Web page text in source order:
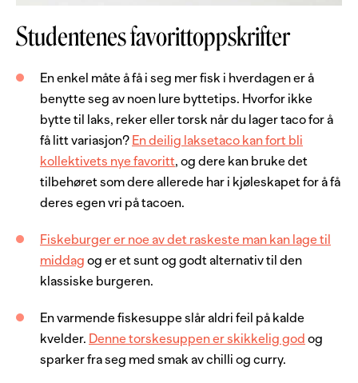
Studentenes favorittoppskrifter
En enkel måte å få i seg mer fisk i hverdagen er å
benytte seg av noen lure byttetips. Hvorfor ikke
bytte til laks, reker eller torsk når du lager taco for å
få litt variasjon? En deilig laksetaco kan fort bli
kollektivets nye favoritt, og dere kan bruke det
tilbehøret som dere allerede har i kjøleskapet for å få
deres egen vri på tacoen.
Fiskeburger er noe av det raskeste man kan lage til
middag og er et sunt og godt alternativ til den
klassiske burgeren.
En varmende fiskesuppe slår aldri feil på kalde
kvelder. Denne torskesuppen er skikkelig god og
sparker fra seg med smak av chilli og curry.